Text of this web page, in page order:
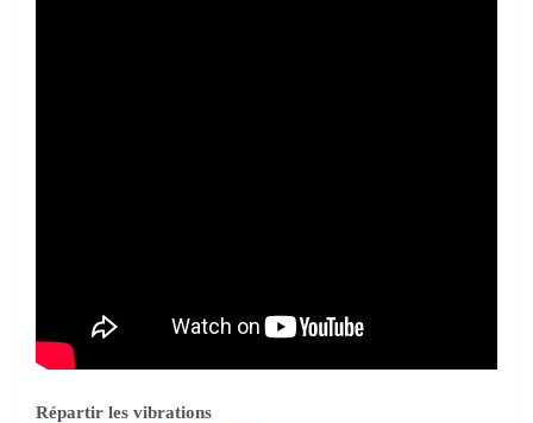
Répartir les vibrations